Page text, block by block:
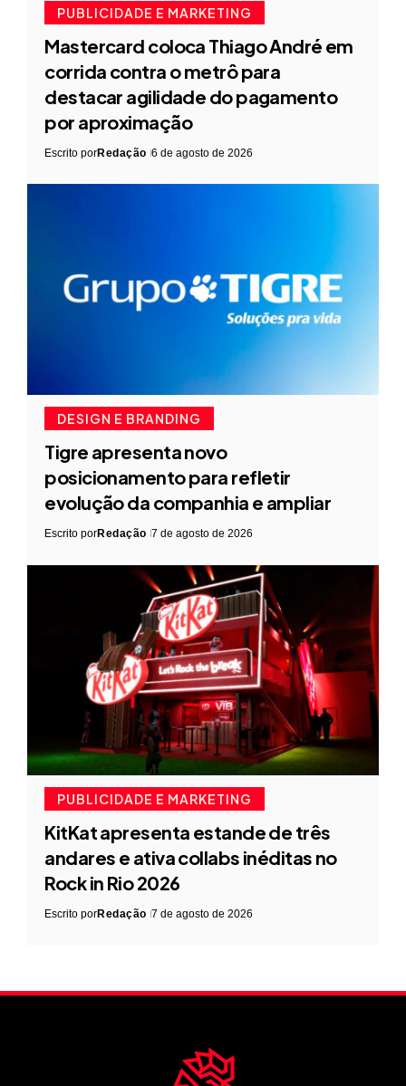
PUBLICIDADE E MARKETING
Mastercard coloca Thiago André em
corrida contra o metrô para
destacar agilidade do pagamento
por aproximação
Escrito porRedação 6 de agosto de 2026
DESIGN E BRANDING
Tigre apresenta novo
posicionamento para refletir
evolução da companhia e ampliar
Escrito porRedação 7 de agosto de 2026
PUBLICIDADE E MARKETING
KitKat apresenta estande de três
andares e ativa collabs inéditas no
Rock in Rio 2026
Escrito porRedação 7 de agosto de 2026